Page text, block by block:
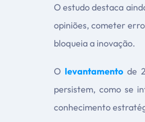
O estudo destaca
opiniões, cometer
bloqueia a inovação.
O levantamentode
persistem, como se
conhecimento